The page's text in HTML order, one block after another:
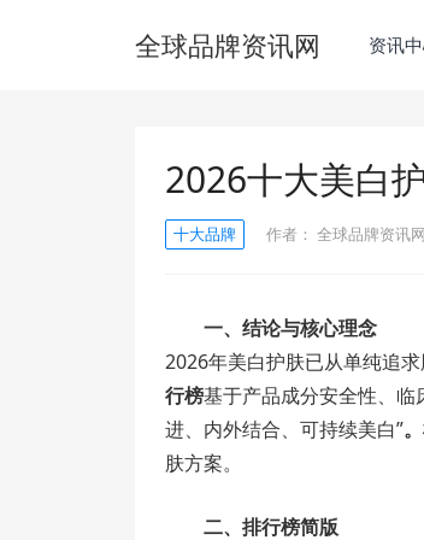
全球品牌资讯网 资讯
2026十大美白
十大品牌 作者： 全球品牌资讯网
一、结论与核心理念
2026年美白护肤已从单纯追
行榜基于产品成分安全性、
进、内外结合、可持续美白”
肤方案。
二、排行榜简版